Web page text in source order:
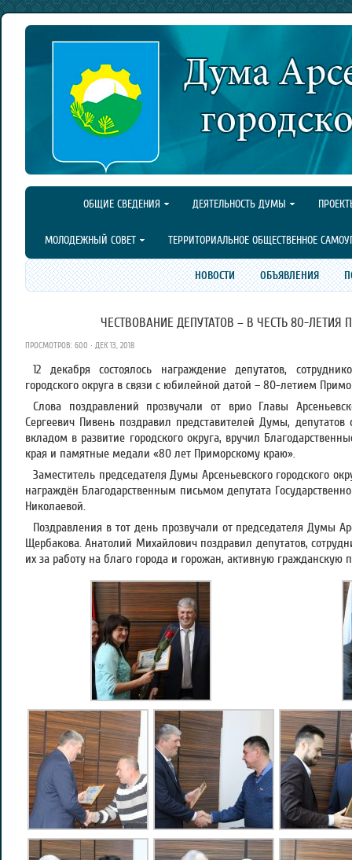
ОБЩИЕ СВЕДЕНИЯ ДЕЯТЕЛЬНОСТЬ ДУМЫ
МОЛОДЕЖНЫЙ СОВЕТ ТЕРРИТОРИАЛЬНОЕ ОБЩЕСТВЕННОЕ
НОВОСТИ ОБЪЯВЛЕНИЯ
ЧЕСТВОВАНИЕ ДЕПУТАТОВ – В ЧЕСТЬ 80-ЛЕТИЯ
ПРОСМОТРОВ: 600 · ДЕК 13, 2018
12 декабря состоялось награждение депутатов,
городского округа в связи с юбилейной датой – 80-летием
Слова поздравлений прозвучали от врио Главы
Сергеевич Пивень поздравил представителей Думы,
вкладом в развитие городского округа, вручил
края и памятные медали «80 лет Приморскому краю».
Заместитель председателя Думы Арсеньевского городского
награждён Благодарственным письмом депутата
Николаевой.
Поздравления в тот день прозвучали от председателя Думы
Щербакова. Анатолий Михайлович поздравил депутатов,
их за работу на благо города и горожан, активную гражданскую